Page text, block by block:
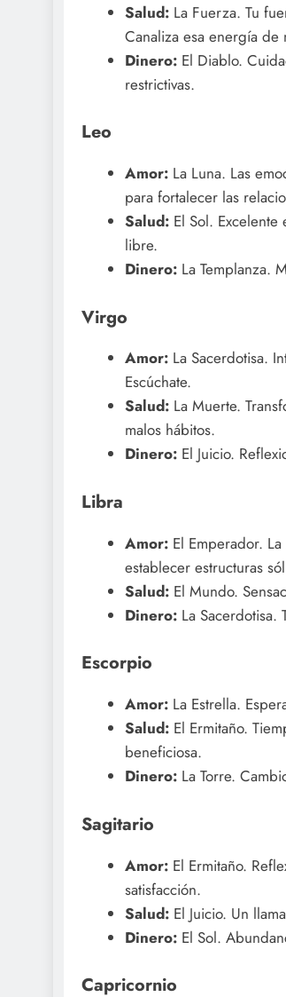
Salud:La Fuerza. Tu
Canaliza esa energía de
Dinero:El Diablo.
restrictivas.
Leo
Amor:La Luna. Las
para fortalecer las
Salud:El Sol. Excelente
libre.
Dinero:La Templanza.
Virgo
Amor:La Sacerdotisa.
Escúchate.
Salud:La Muerte.
malos hábitos.
Dinero:El Juicio.
Libra
Amor:El Emperador. La
establecer estructuras
Salud:El Mundo.
Dinero:La Sacerdotisa.
Escorpio
Amor:La Estrella.
Salud:El Ermitaño.
beneficiosa.
Dinero:La Torre.
Sagitario
Amor:El Ermitaño.
satisfacción.
Salud:El Juicio. Un
Dinero:El Sol.
Capricornio